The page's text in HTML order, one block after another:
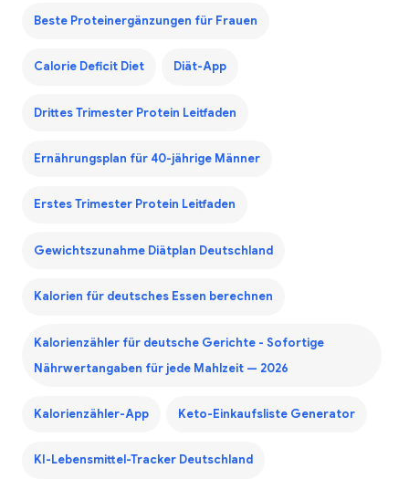
Beste Proteinergänzungen für Frauen
Calorie Deficit Diet Diät-App
Drittes Trimester Protein Leitfaden
Ernährungsplan für 40-jährige Männer
Erstes Trimester Protein Leitfaden
Gewichtszunahme Diätplan Deutschland
Kalorien für deutsches Essen berechnen
Kalorienzähler für deutsche Gerichte - Sofortige
Nährwertangaben für jede Mahlzeit — 2026
Kalorienzähler-App Keto-Einkaufsliste Generator
KI-Lebensmittel-Tracker Deutschland